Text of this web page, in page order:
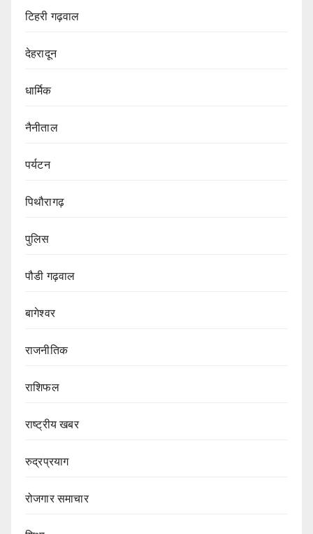
टिहरी गढ़वाल
देहरादून
धार्मिक
नैनीताल
पर्यटन
पिथौरागढ़
पुलिस
पौडी गढ़वाल
बागेश्वर
राजनीतिक
राशिफल
राष्ट्रीय खबर
रुद्रप्रयाग
रोजगार समाचार